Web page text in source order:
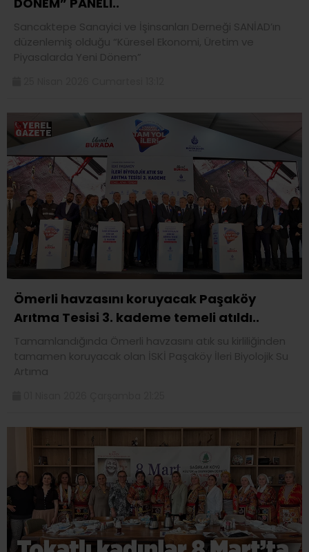
Sancaktepe Sanayici ve İşinsanları Derneği SANİAD’ın
düzenlemiş olduğu “Küresel Ekonomi, Üretim ve
Piyasalarda Yeni Dönem”
Ömerli havzasını koruyacak Paşaköy
Arıtma Tesisi 3. kademe temeli atıldı..
Tamamlandığında Ömerli havzasını atık su kirliliğinden
tamamen koruyacak olan İSKİ Paşaköy İleri Biyolojik Su
Artıma